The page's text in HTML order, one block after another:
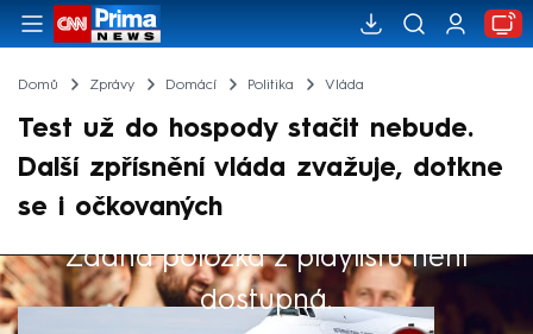
Domů Zprávy Domácí Politika Vláda
Test už do hospody stačit nebude.
Další zpřísnění vláda zvažuje, dotkne
se i očkovaných
Žádná položka z playlistu není
dostupná.
Výběr redakce